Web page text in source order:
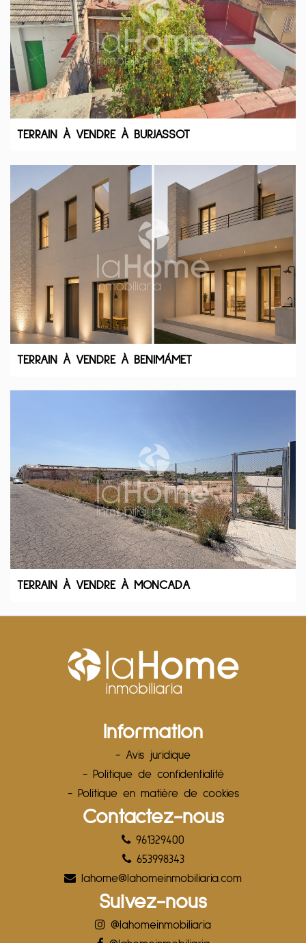
TERRAIN À VENDRE À BURJASSOT
TERRAIN À VENDRE À BENIMÁMET
TERRAIN À VENDRE À MONCADA
Information
- Avis juridique
- Politique de confidentialité
- Politique en matière de cookies
Contactez-nous
961329400
653998343
lahome@lahomeinmobiliaria.com
Suivez-nous
@lahomeinmobiliaria